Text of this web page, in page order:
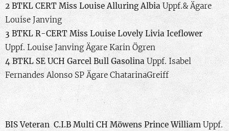
2 BTKL CERT Miss Louise Alluring Albia Uppf.& Ägare
Louise Janving
3 BTKL R-CERT Miss Louise Lovely Livia Iceflower
Uppf. Louise Janving Ägare Karin Ögren
4 BTKL SE UCH Garcel Bull Gasolina Uppf. Isabel
Fernandes Alonso SP Ägare ChatarinaGreiff
BIS Veteran C.I.B Multi CH Möwens Prince William Uppf.